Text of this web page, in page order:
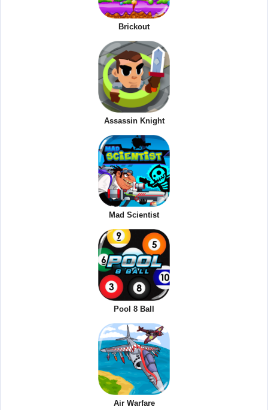
Brickout
Assassin Knight
Mad Scientist
Pool 8 Ball
Air Warfare